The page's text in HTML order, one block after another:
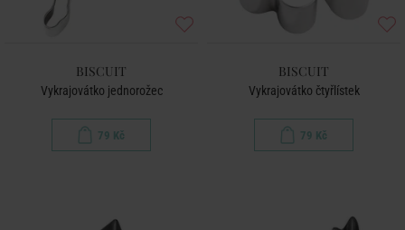
BISCUIT
Vykrajovátko jednorožec
79 Kč
BISCUIT
Vykrajovátko čtyřlístek
79 Kč